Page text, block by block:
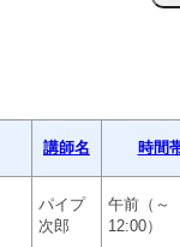
講師名 時間
パイプ
次郎
午前（～
12:00）